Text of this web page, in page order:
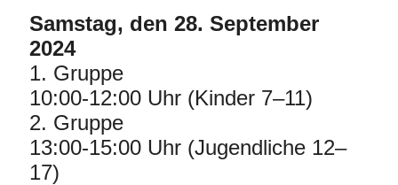
Samstag, den 28. September
2024
1. Gruppe
10:00-12:00 Uhr (Kinder 7–11)
2. Gruppe
13:00-15:00 Uhr (Jugendliche 12–
17)